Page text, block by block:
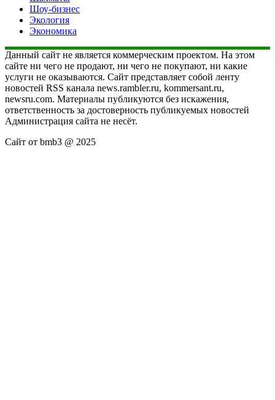
Шоу-бизнес
Экология
Экономика
Данный сайт не является коммерческим проектом. На этом
сайте ни чего не продают, ни чего не покупают, ни какие
услуги не оказываются. Сайт представляет собой ленту
новостей RSS канала news.rambler.ru, kommersant.ru,
newsru.com. Материалы публикуются без искажения,
ответственность за достоверность публикуемых новостей
Администрация сайта не несёт.
Сайт от bmb3 @ 2025